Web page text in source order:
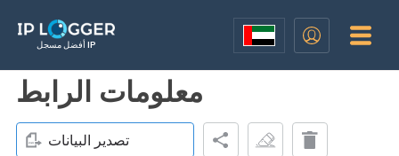
أفضل مسجل IP
معلومات الرابط
تصدير البيانات